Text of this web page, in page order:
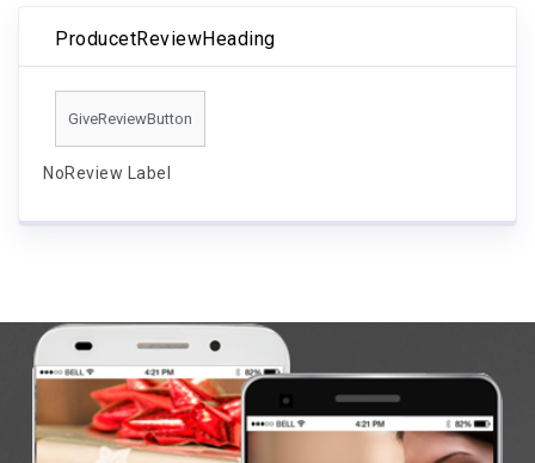
ProducetReviewHeading
GiveReviewButton
NoReview Label